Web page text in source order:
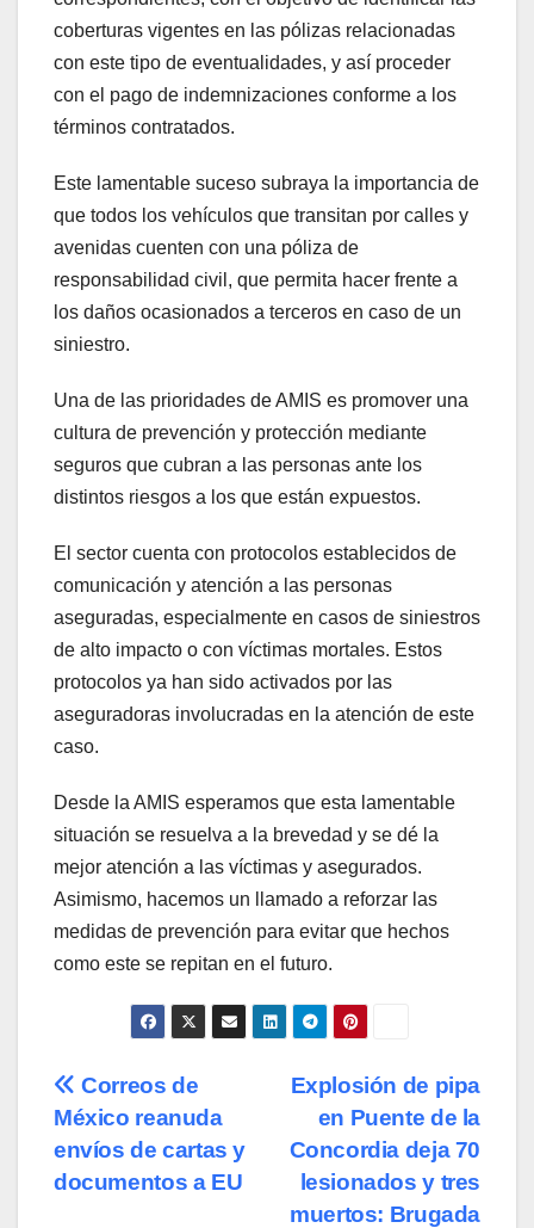
coberturas vigentes en las pólizas relacionadas
con este tipo de eventualidades, y así proceder
con el pago de indemnizaciones conforme a los
términos contratados.
Este lamentable suceso subraya la importancia de
que todos los vehículos que transitan por calles y
avenidas cuenten con una póliza de
responsabilidad civil, que permita hacer frente a
los daños ocasionados a terceros en caso de un
siniestro.
Una de las prioridades de AMIS es promover una
cultura de prevención y protección mediante
seguros que cubran a las personas ante los
distintos riesgos a los que están expuestos.
El sector cuenta con protocolos establecidos de
comunicación y atención a las personas
aseguradas, especialmente en casos de siniestros
de alto impacto o con víctimas mortales. Estos
protocolos ya han sido activados por las
aseguradoras involucradas en la atención de este
caso.
Desde la AMIS esperamos que esta lamentable
situación se resuelva a la brevedad y se dé la
mejor atención a las víctimas y asegurados.
Asimismo, hacemos un llamado a reforzar las
medidas de prevención para evitar que hechos
como este se repitan en el futuro.
Navegación
de
entradas
Explosión de pipa
en Puente de la
Concordia deja 70
lesionados y tres
muertos: Brugada
Correos de
México reanuda
envíos de cartas y
documentos a EU